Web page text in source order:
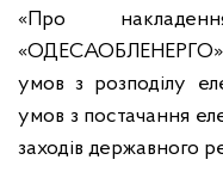
«Про
умов з розподілу
умов з постачання
заходів державного